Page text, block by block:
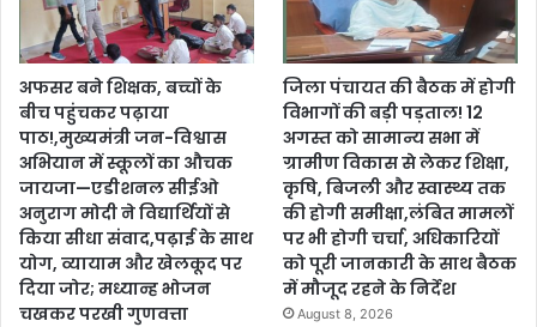
अफसर बने शिक्षक, बच्चों के
बीच पहुंचकर पढ़ाया
पाठ!,मुख्यमंत्री जन-विश्वास
अभियान में स्कूलों का औचक
जायजा—एडीशनल सीईओ
अनुराग मोदी ने विद्यार्थियों से
किया सीधा संवाद,पढ़ाई के साथ
योग, व्यायाम और खेलकूद पर
दिया जोर; मध्यान्ह भोजन
चखकर परखी गुणवत्ता
जिला पंचायत की बैठक में होगी
विभागों की बड़ी पड़ताल! 12
अगस्त को सामान्य सभा में
ग्रामीण विकास से लेकर शिक्षा,
कृषि, बिजली और स्वास्थ्य तक
की होगी समीक्षा,लंबित मामलों
पर भी होगी चर्चा, अधिकारियों
को पूरी जानकारी के साथ बैठक
में मौजूद रहने के निर्देश
August 8, 2026